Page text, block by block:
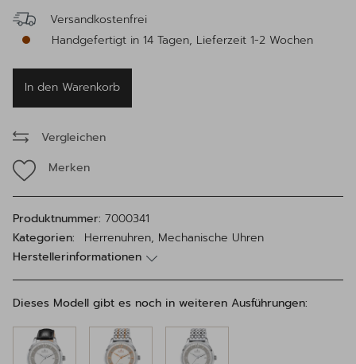
Versandkostenfrei
Handgefertigt in 14 Tagen, Lieferzeit 1-2 Wochen
In den Warenkorb
Vergleichen
Merken
Produktnummer: 7000341
Kategorien:
Herrenuhren, Mechanische Uhren
Herstellerinformationen
Dieses Modell gibt es noch in weiteren Ausführungen: